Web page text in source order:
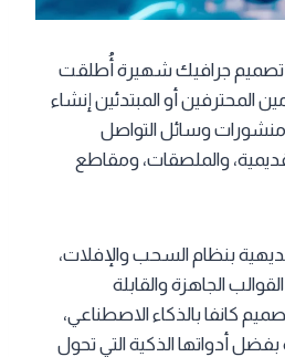
جرافيك شهيرة أُطلقت
المحترفين أو المبتدئين إنشاء
وسائل التواصل
والملصقات، ومقاطع
بنظام السحب والإفلات،
الجاهزة والقابلة
كانفا بالذكاء الاصطناعي،
أدواتها الذكية التي تحول